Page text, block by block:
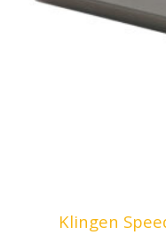
Klingen